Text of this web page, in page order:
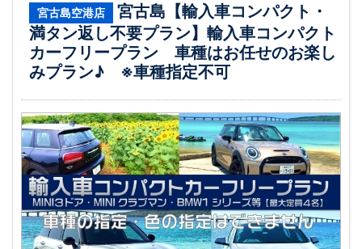
宮古島空港店
宮古島【輸入車コンパクト・
満タン返し不要プラン】輸入車コンパクト
カーフリープラン 車種はお任せのお楽し
みプラン♪ ※車種指定不可